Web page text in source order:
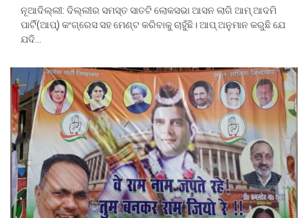
ନୂଆଦିଲ୍ଲୀ: ଦିଲ୍ଲୀର ସମସ୍ତ ସାତଟି ଲୋକସଭା ଆସନ ଲାଗି ଆମ୍‌ ଆଦମି
ପାର୍ଟି(ଆପ୍‌) କଂଗ୍ରେସ ସହ ମେଣ୍ଟ କରିବାକୁ ଚାହୁଁଛି। ଆପ୍‌ ଅନୁମାନ କରୁଛି ଯେ
ଯଦି...